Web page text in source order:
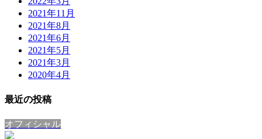
2021年11月
2021年8月
2021年6月
2021年5月
2021年3月
2020年4月
最近の投稿
オフィシャル